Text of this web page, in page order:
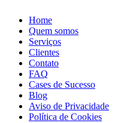
Home
Quem somos
Serviços
Clientes
Contato
FAQ
Cases de Sucesso
Blog
Aviso de Privacidade
Política de Cookies